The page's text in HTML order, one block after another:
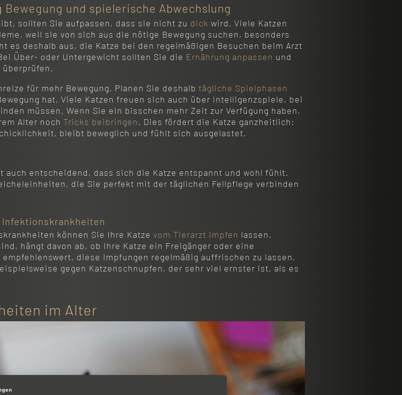
und spielerische Abwechslung
sollten Sie aufpassen, dass sie nicht zu dick wird. Viele Katzen
weil sie von sich aus die nötige Bewegung suchen, besonders
es deshalb aus, die Katze bei den regelmäßigen Besuchen beim Arzt
Über- oder Untergewicht sollten Sie die Ernährung anpassen und
überprüfen.
für mehr Bewegung. Planen Sie deshalb tägliche Spielphasen
hat. Viele Katzen freuen sich auch über Intelligenzspiele, bei
müssen. Wenn Sie ein bisschen mehr Zeit zur Verfügung haben,
Alter noch Tricks beibringen . Dies fördert die Katze ganzheitlich:
bleibt beweglich und fühlt sich ausgelastet.
auch entscheidend, dass sich die Katze entspannt und wohl fühlt.
die Sie perfekt mit der täglichen Fellpflege verbinden
können Sie Ihre Katze vom Tierarzt impfen lassen.
hängt davon ab, ob Ihre Katze ein Freigänger oder eine
diese Impfungen regelmäßig auffrischen zu lassen,
gegen Katzenschnupfen, der sehr viel ernster ist, als es
im Alter